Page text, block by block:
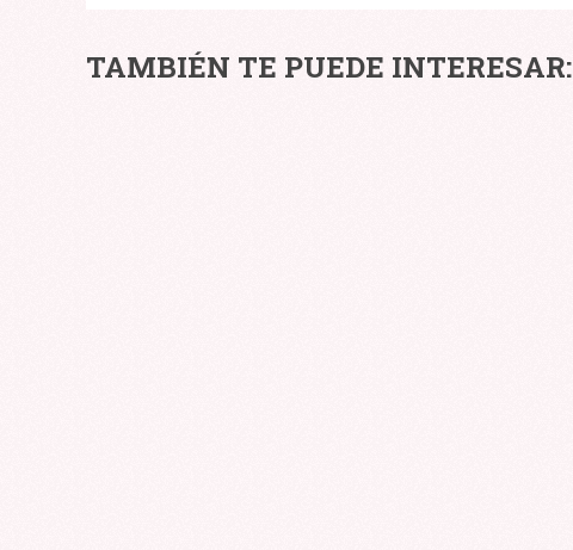
TAMBIÉN TE PUEDE INTERESAR:
CÓMO
SABER
TIPOS
DE